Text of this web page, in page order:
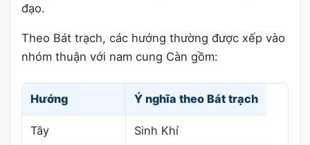
đạo.
Theo Bát trạch, các hướng thường được xếp vào
nhóm thuận với nam cung Càn gồm:
Hướng Ý nghĩa theo Bát trạch
Tây Sinh Khí